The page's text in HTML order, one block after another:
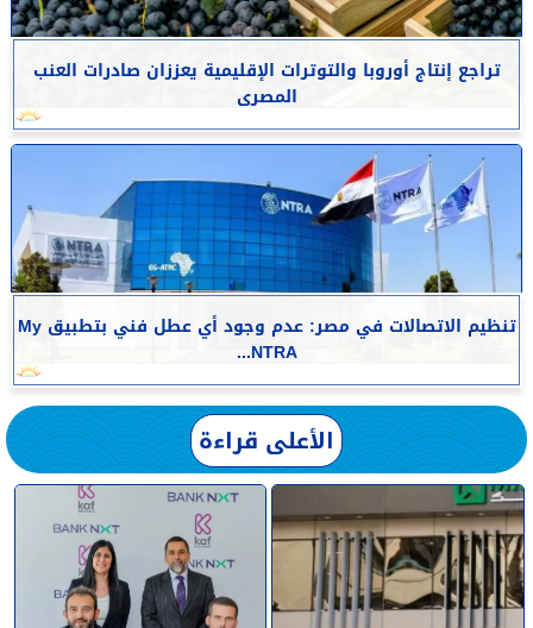
تراجع إنتاج أوروبا والتوترات الإقليمية يعززان صادرات العنب
المصرى
تنظيم الاتصالات في مصر: عدم وجود أي عطل فني بتطبيق My
NTRA...
الأعلى قراءة